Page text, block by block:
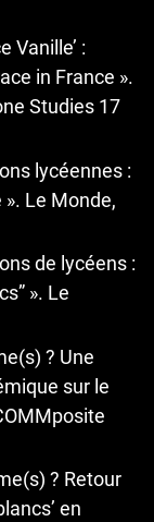
Vanille’ :
in France ».
Studies 17
lycéennes :
Le Monde,
de lycéens :
». Le
? Une
sur le
? Retour
en